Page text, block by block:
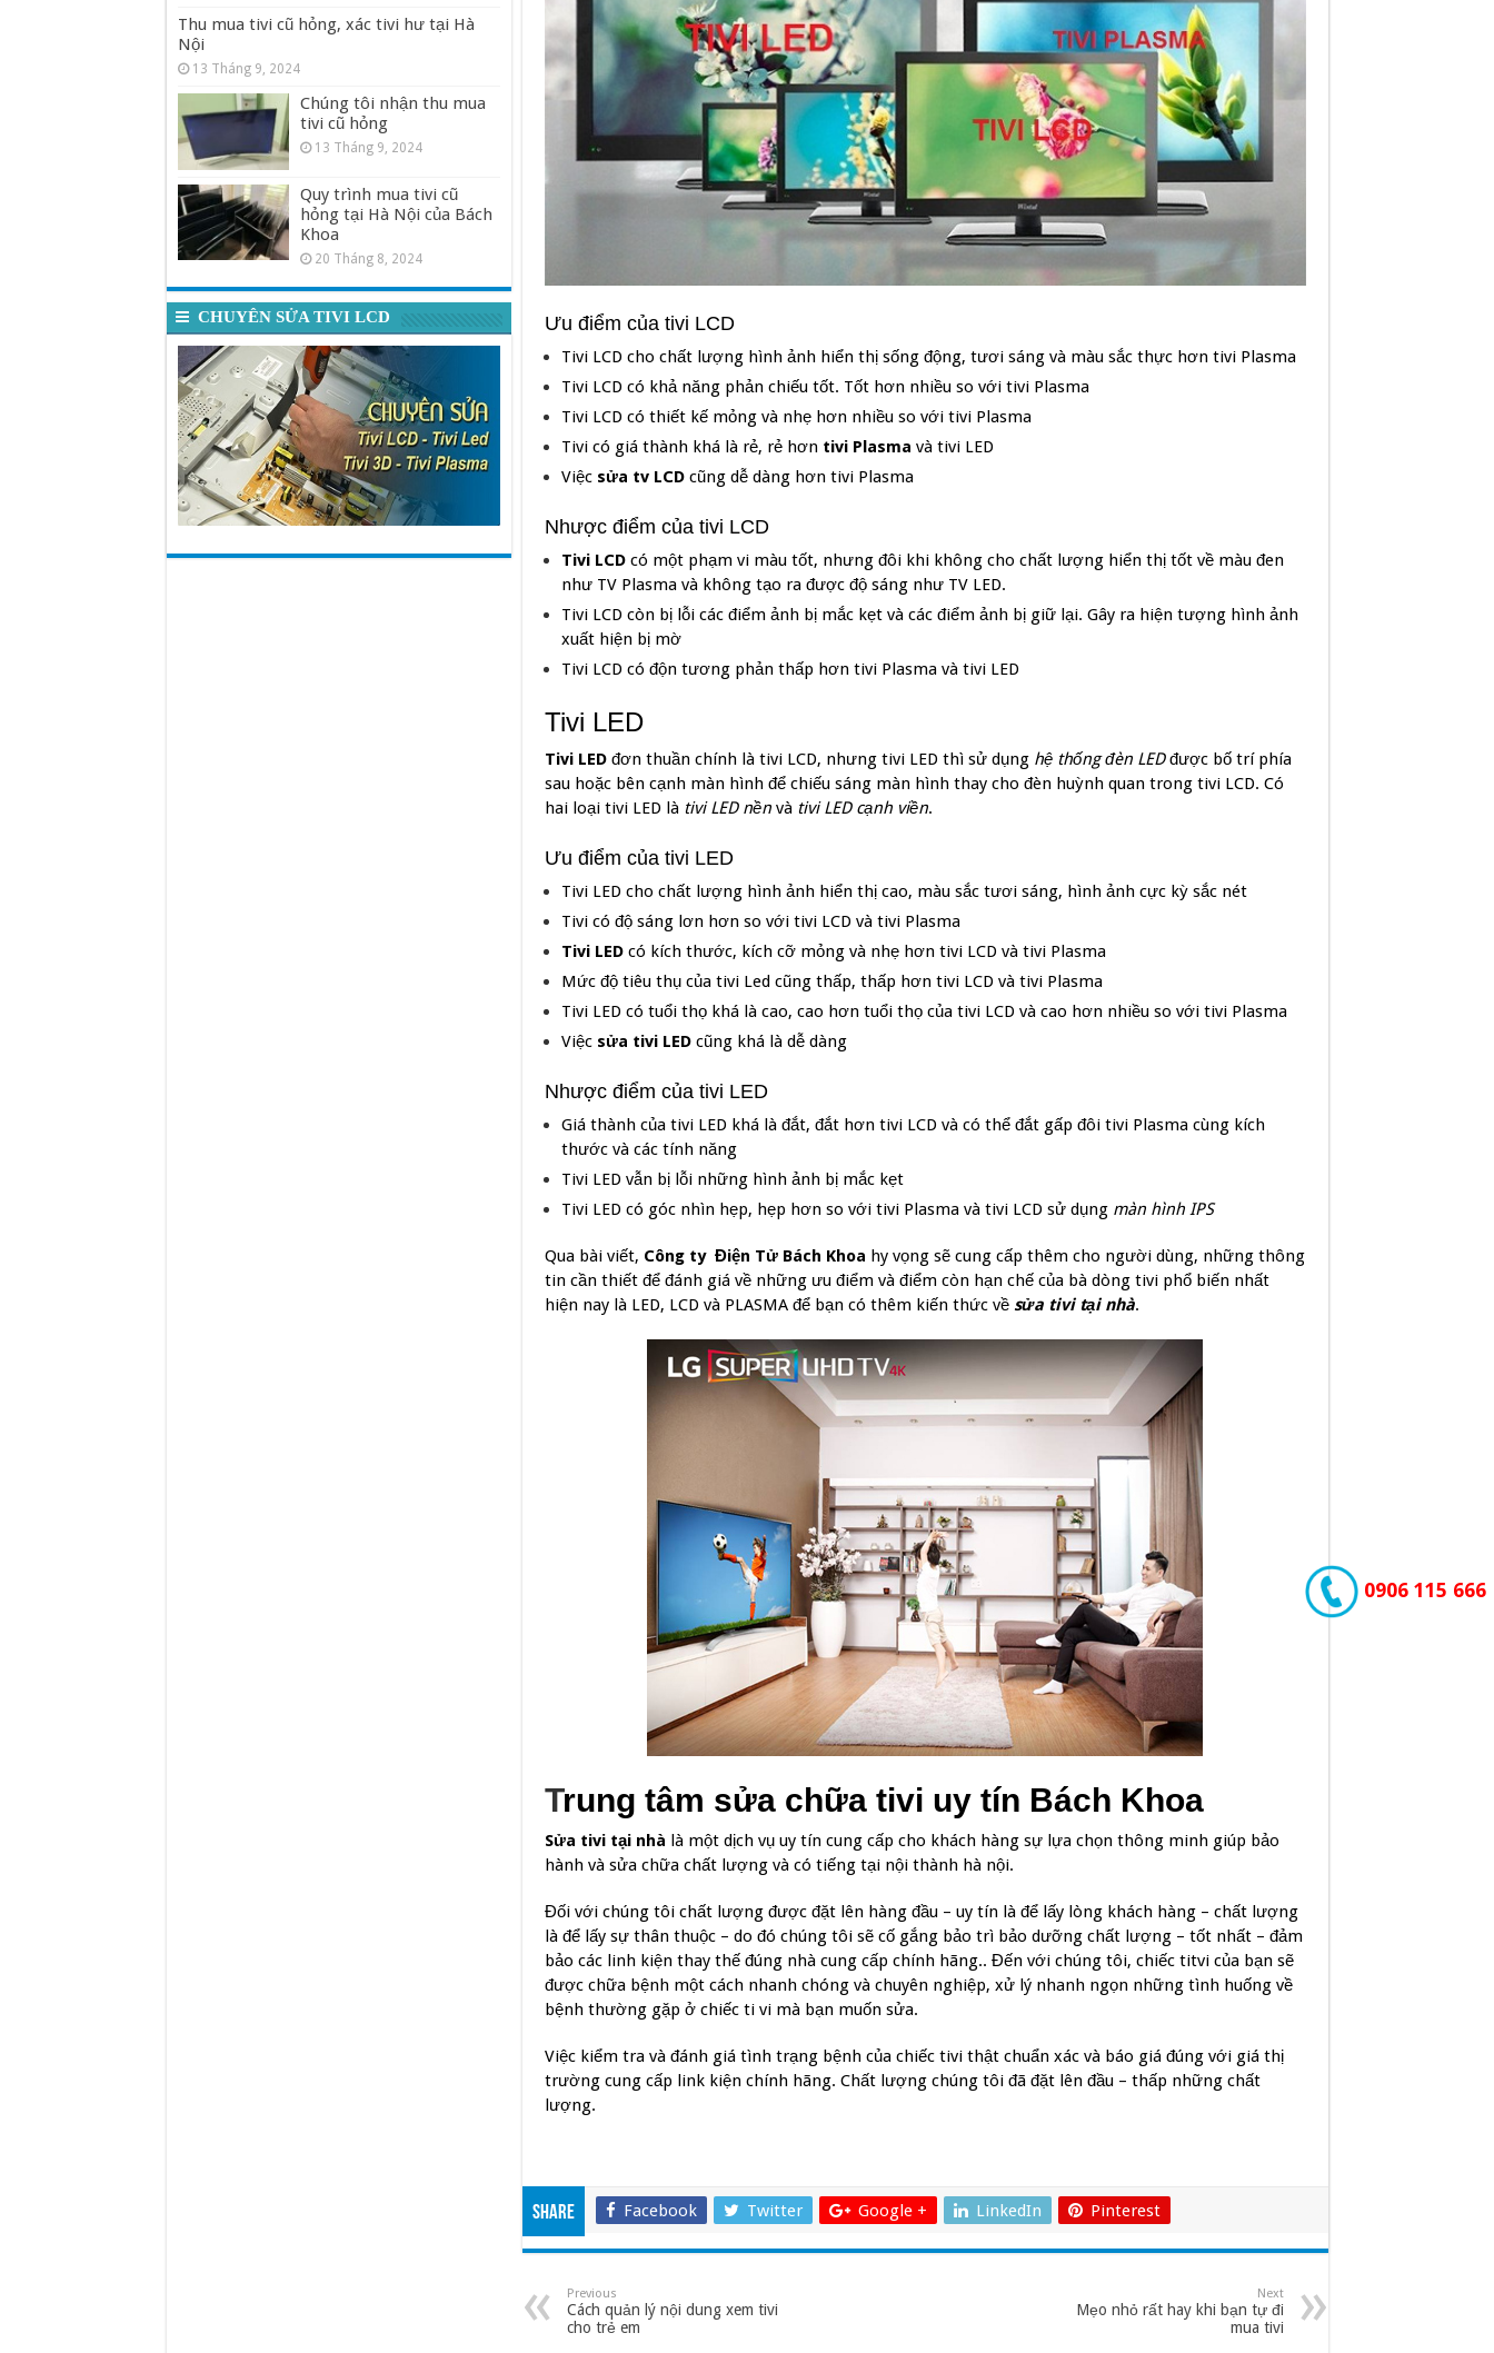
Ưu điểm của tivi LCD
Tivi LCD cho chất lượng hình ảnh hiển thị sống động, tươi sáng và màu sắc thực hơn tivi Plasma
Tivi LCD có khả năng phản chiếu tốt. Tốt hơn nhiều so với tivi Plasma
Tivi LCD có thiết kế mỏng và nhẹ hơn nhiều so với tivi Plasma
Tivi có giá thành khá là rẻ, rẻ hơn tivi Plasma và tivi LED
Việcsửa tv LCD cũng dễ dàng hơn tivi Plasma
Nhược điểm của tivi LCD
Tivi LCDcó một phạm vi màu tốt, nhưng đôi khi không cho chất lượng hiển thị tốt về màu đen
như TV Plasma và không tạo ra được độ sáng như TV LED.
Tivi LCD còn bị lỗi các điểm ảnh bị mắc kẹt và các điểm ảnh bị giữ lại. Gây ra hiện tượng hình ảnh
xuất hiện bị mờ
Tivi LCD có độn tương phản thấp hơn tivi Plasma và tivi LED
Tivi LED
Tivi LEDđơn thuần chính là tivi LCD, nhưng tivi LED thì sử dụng hệ thống đèn LEDđược bố trí phía
sau hoặc bên cạnh màn hình để chiếu sáng màn hình thay cho đèn huỳnh quan trong tivi LCD. Có
hai loại tivi LED là tivi LED nềnvà tivi LED cạnh viền.
Ưu điểm của tivi LED
Tivi LED cho chất lượng hình ảnh hiển thị cao, màu sắc tươi sáng, hình ảnh cực kỳ sắc nét
Tivi có độ sáng lơn hơn so với tivi LCD và tivi Plasma
Tivi LEDcó kích thước, kích cỡ mỏng và nhẹ hơn tivi LCD và tivi Plasma
Mức độ tiêu thụ của tivi Led cũng thấp, thấp hơn tivi LCD và tivi Plasma
Tivi LED có tuổi thọ khá là cao, cao hơn tuổi thọ của tivi LCD và cao hơn nhiều so với tivi Plasma
Việc sửa tivi LEDcũng khá là dễ dàng
Nhược điểm của tivi LED
Giá thành của tivi LED khá là đắt, đắt hơn tivi LCD và có thể đắt gấp đôi tivi Plasma cùng kích
thước và các tính năng
Tivi LED vẫn bị lỗi những hình ảnh bị mắc kẹt
Tivi LED có góc nhìn hẹp, hẹp hơn so với tivi Plasma và tivi LCD sử dụng màn hình IPS
Qua bài viết, Công ty Điện Tử Bách Khoa hy vọng sẽ cung cấp thêm cho người dùng, những thông
tin cần thiết để đánh giá về những ưu điểm và điểm còn hạn chế của bà dòng tivi phổ biến nhất
hiện nay là LED, LCD và PLASMA để bạn có thêm kiến thức về sửa tivi tại nhà.
Trung tâm sửa chữa tivi uy tín Bách Khoa
Sửa tivi tại nhà là một dịch vụ uy tín cung cấp cho khách hàng sự lựa chọn thông minh giúp bảo
hành và sửa chữa chất lượng và có tiếng tại nội thành hà nội.
Đối với chúng tôi chất lượng được đặt lên hàng đầu – uy tín là để lấy lòng khách hàng – chất lượng
là để lấy sự thân thuộc – do đó chúng tôi sẽ cố gắng bảo trì bảo dưỡng chất lượng – tốt nhất – đảm
bảo các linh kiện thay thế đúng nhà cung cấp chính hãng.. Đến với chúng tôi, chiếc titvi của bạn sẽ
được chữa bệnh một cách nhanh chóng và chuyên nghiệp, xử lý nhanh ngọn những tình huống về
bệnh thường gặp ở chiếc ti vi mà bạn muốn sửa.
Việc kiểm tra và đánh giá tình trạng bệnh của chiếc tivi thật chuẩn xác và báo giá đúng với giá thị
trường cung cấp link kiện chính hãng. Chất lượng chúng tôi đã đặt lên đầu – thấp những chất
lượng.
Share Facebook Twitter Google + LinkedIn Pinterest
Previous
Cách quản lý nội dung xem tivi
cho trẻ em
Next
Mẹo nhỏ rất hay khi bạn tự đi
mua tivi
Thu mua tivi cũ hỏng, xác tivi hư tại Hà
Nội
13 Tháng 9, 2024
Chúng tôi nhận thu mua
tivi cũ hỏng
13 Tháng 9, 2024
Quy trình mua tivi cũ
hỏng tại Hà Nội của Bách
Khoa
20 Tháng 8, 2024
CHUYÊN SỬA TIVI LCD
0906 115 666